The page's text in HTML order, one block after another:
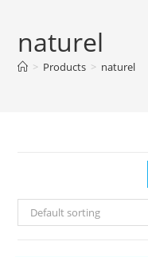
naturel
> Products > naturel
Default sorting